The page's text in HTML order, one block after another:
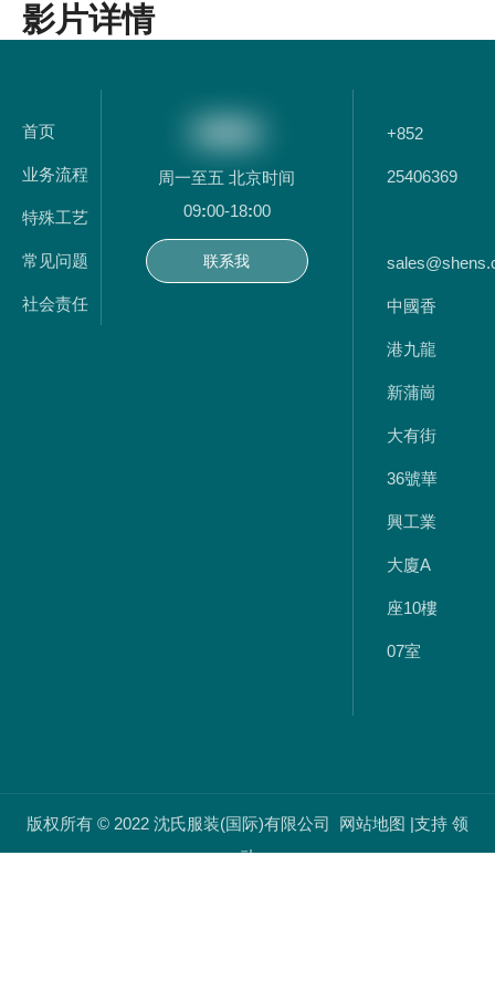
影片详情
首页
业务流程
特殊工艺
常见问题
社会责任
周一至五 北京时间
09:00-18:00
联系我
+852
25406369
中國香
港九龍
新蒲崗
大有街
36號華
興工業
大廈A
座10樓
07室
版权所有 © 2022 沈氏服装(国际)有限公司 网站地图 |支持 领
动